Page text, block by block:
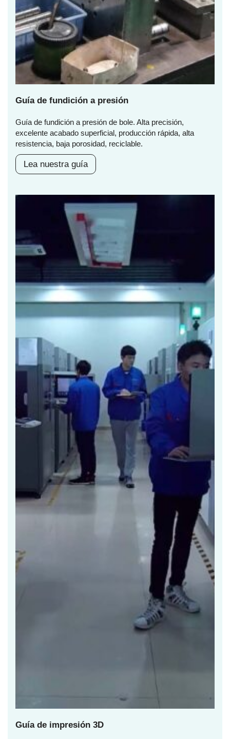
Guía de fundición a presión
Guía de fundición a presión de bole. Alta precisión,
excelente acabado superficial, producción rápida, alta
resistencia, baja porosidad, reciclable.
Lea nuestra guía
Guía de impresión 3D